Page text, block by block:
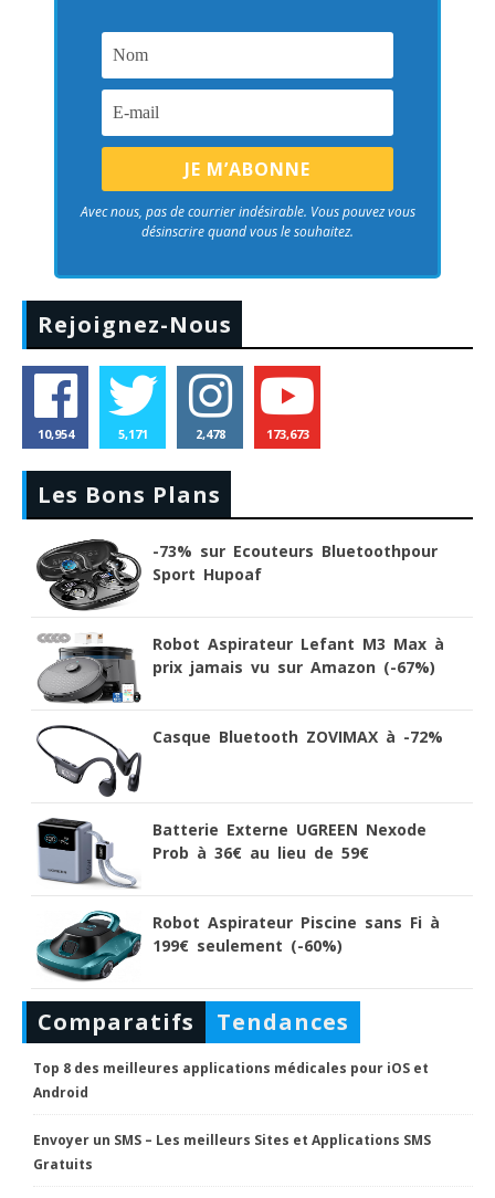
Avec nous, pas de courrier indésirable. Vous pouvez vous
désinscrire quand vous le souhaitez.
Rejoignez-Nous
10,954 5,171 2,478 173,673
Les Bons Plans
-73% sur Ecouteurs Bluetoothpour
Sport Hupoaf
Robot Aspirateur Lefant M3 Max à
prix jamais vu sur Amazon (-67%)
Casque Bluetooth ZOVIMAX à -72%
Batterie Externe UGREEN Nexode
Prob à 36€ au lieu de 59€
Robot Aspirateur Piscine sans Fi à
199€ seulement (-60%)
Comparatifs Tendances
Top 8 des meilleures applications médicales pour iOS et
Android
Envoyer un SMS – Les meilleurs Sites et Applications SMS
Gratuits